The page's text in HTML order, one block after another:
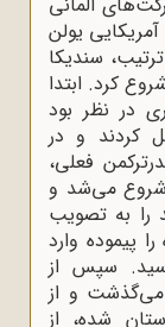
یولن
سندیکا
کرد. ابتدا
در نظر بود
کردند و در
فعلی،
می‌شد و
را به تصویب
پیموده وارد
سپس از
می‌گذشت و از
شده، از